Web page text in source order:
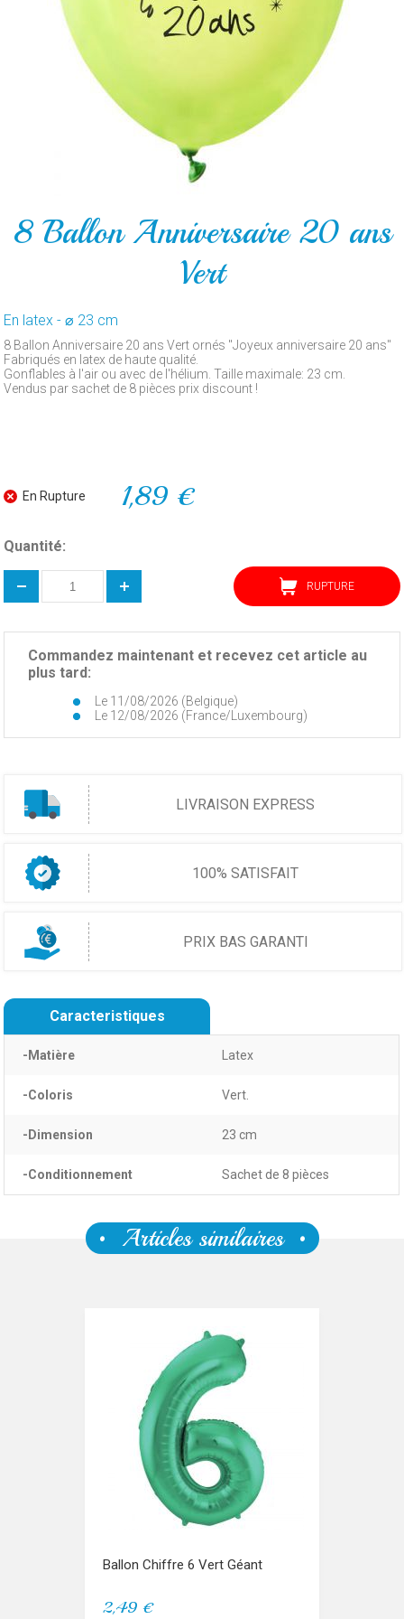
8 Ballon Anniversaire 20 ans
Vert
En latex - ⌀ 23 cm
8 Ballon Anniversaire 20 ans Vert ornés "Joyeux anniversaire 20 ans"
Fabriqués en latex de haute qualité.
Gonflables à l'air ou avec de l'hélium. Taille maximale: 23 cm.
Vendus par sachet de 8 pièces prix discount !
En Rupture 1,89 €
Quantité:
RUPTURE
Commandez maintenant et recevez cet article au
plus tard:
Le 11/08/2026 (Belgique)
Le 12/08/2026 (France/Luxembourg)
LIVRAISON EXPRESS
100% SATISFAIT
PRIX BAS GARANTI
Caracteristiques
-Matière Latex
-Coloris Vert.
-Dimension 23 cm
-Conditionnement Sachet de 8 pièces
Articles similaires
Ballon Chiffre 6 Vert Géant
2,49 €